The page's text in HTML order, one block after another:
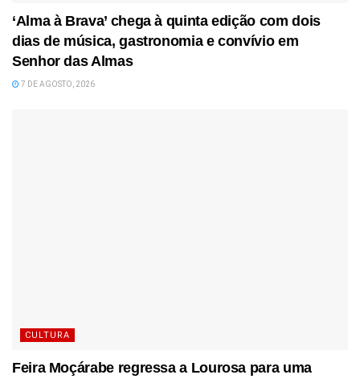
‘Alma à Brava’ chega à quinta edição com dois
dias de música, gastronomia e convívio em
Senhor das Almas
7 DE AGOSTO, 2026
CULTURA
Feira Moçárabe regressa a Lourosa para uma